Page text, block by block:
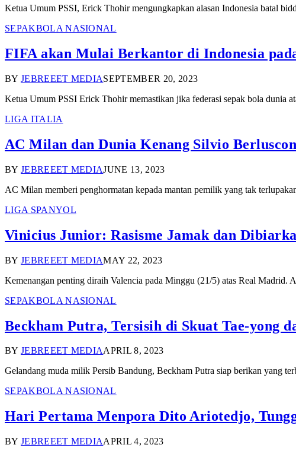
Ketua Umum PSSI, Erick Thohir mengungkapkan alasan Indonesia batal
SEPAKBOLA NASIONAL
FIFA akan Mulai Berkantor di Indonesia
BY JEBREEET MEDIASEPTEMBER 20, 2023
Ketua Umum PSSI Erick Thohir memastikan jika federasi sepak bola dunia
LIGA ITALIA
AC Milan dan Dunia Kenang Silvio
BY JEBREEET MEDIAJUNE 13, 2023
AC Milan memberi penghormatan kepada mantan pemilik yang tak
LIGA SPANYOL
Vinicius Junior: Rasisme Jamak dan
BY JEBREEET MEDIAMAY 22, 2023
Kemenangan penting diraih Valencia pada Minggu (21/5) atas Real Madrid.
SEPAKBOLA NASIONAL
Beckham Putra, Tersisih di Skuat Tae-yong
BY JEBREEET MEDIAAPRIL 8, 2023
Gelandang muda milik Persib Bandung, Beckham Putra siap berikan yang
SEPAKBOLA NASIONAL
Hari Pertama Menpora Dito Ariotedjo,
BY JEBREEET MEDIAAPRIL 4, 2023